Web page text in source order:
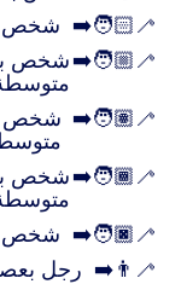
🧑🏻‍🦯‍➡️ شخص
🧑🏼‍🦯‍➡️شخص
🧑🏽‍🦯‍➡️ شخص
🧑🏾‍🦯‍➡️شخص
🧑🏿‍🦯‍➡️ شخص
👨‍🦯‍➡️ رجل